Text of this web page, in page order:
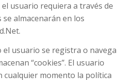
usuario requiera a través de
almacenarán en los
el usuario se registra o navega
“cookies”. El usuario
cualquier momento la política